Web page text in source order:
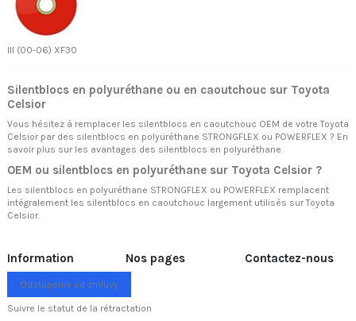
III (00-06) XF30
Silentblocs en polyuréthane ou en caoutchouc sur Toyota
Celsior
Vous hésitez à remplacer les silentblocs en caoutchouc OEM de votre Toyota
Celsior par des silentblocs en polyuréthane STRONGFLEX ou POWERFLEX ? En
savoir plus sur les avantages des silentblocs en polyuréthane.
OEM ou silentblocs en polyuréthane sur Toyota Celsior ?
Les silentblocs en polyuréthane STRONGFLEX ou POWERFLEX remplacent
intégralement les silentblocs en caoutchouc largement utilisés sur Toyota
Celsior.
Information Nos pages Contactez-nous
Odstúpenie od zmluvy
Suivre le statut de la rétractation